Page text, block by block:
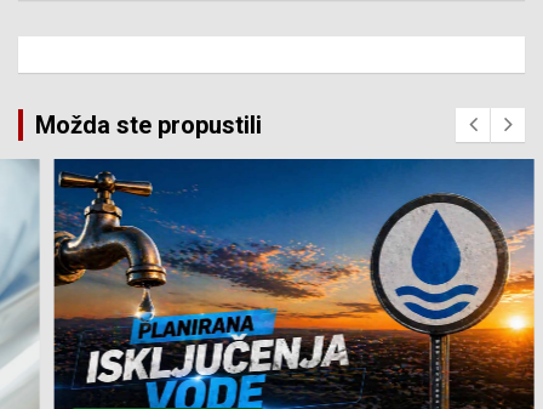
Možda ste propustili